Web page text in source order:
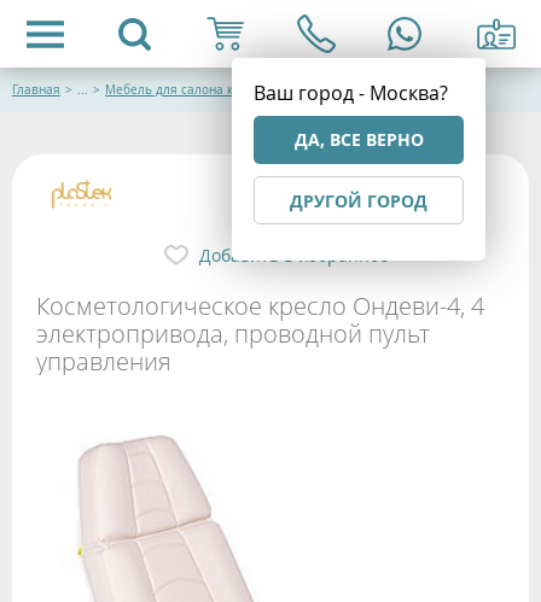
Ваш город - Москва?
ДА, ВСЕ ВЕРНО
ДРУГОЙ ГОРОД
Главная > ... > Мебель для салона красоты
Косметологическое кресло Ондеви-4, 4
электропривода, проводной пульт
управления
Добавить в избранное